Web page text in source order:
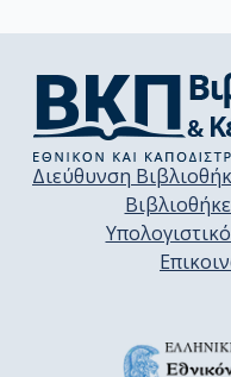
Διεύθυνση